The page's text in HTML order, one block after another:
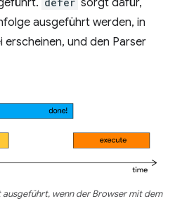
ausgeführt werden, in
erscheinen, und den Parser
ausgeführt, wenn der Browser mit dem